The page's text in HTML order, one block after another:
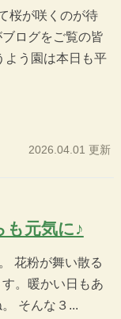
桜が咲くのが待
ログをご覧の皆
よう園は本日も平
2026.04.01 更新
元気に♪
花粉が舞い散る
。暖かい日もあ
そんな３...